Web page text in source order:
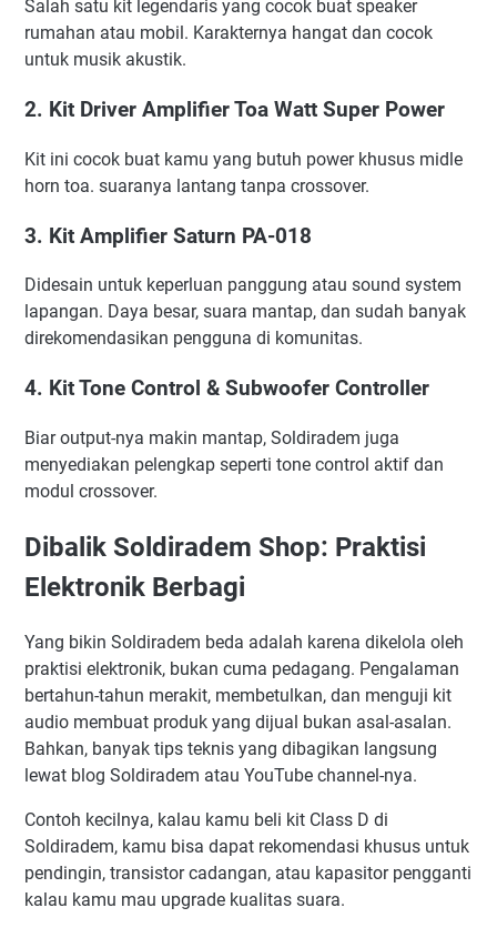
Salah satu kit legendaris yang cocok buat speaker
rumahan atau mobil. Karakternya hangat dan cocok
untuk musik akustik.
2. Kit Driver Amplifier Toa Watt Super Power
Kit ini cocok buat kamu yang butuh power khusus midle
horn toa. suaranya lantang tanpa crossover.
3. Kit Amplifier Saturn PA-018
Didesain untuk keperluan panggung atau sound system
lapangan. Daya besar, suara mantap, dan sudah banyak
direkomendasikan pengguna di komunitas.
4. Kit Tone Control & Subwoofer Controller
Biar output-nya makin mantap, Soldiradem juga
menyediakan pelengkap seperti tone control aktif dan
modul crossover.
Dibalik Soldiradem Shop: Praktisi
Elektronik Berbagi
Yang bikin Soldiradem beda adalah karena dikelola oleh
praktisi elektronik, bukan cuma pedagang. Pengalaman
bertahun-tahun merakit, membetulkan, dan menguji kit
audio membuat produk yang dijual bukan asal-asalan.
Bahkan, banyak tips teknis yang dibagikan langsung
lewat blog Soldiradem atau YouTube channel-nya.
Contoh kecilnya, kalau kamu beli kit Class D di
Soldiradem, kamu bisa dapat rekomendasi khusus untuk
pendingin, transistor cadangan, atau kapasitor pengganti
kalau kamu mau upgrade kualitas suara.